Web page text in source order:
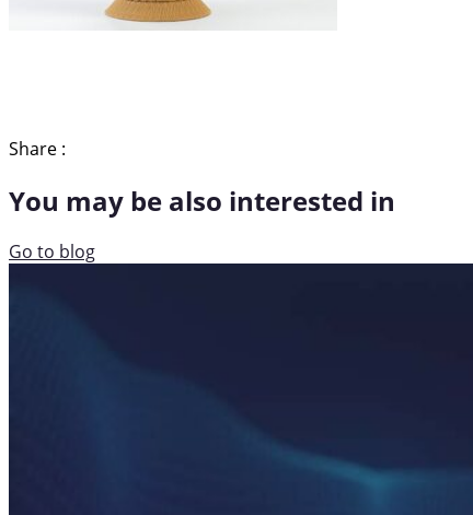
Share :
You may be also interested in
Go to blog